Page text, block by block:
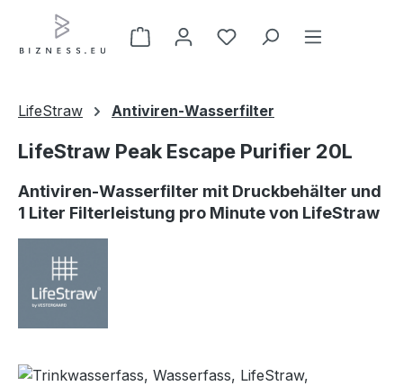
Zum Hauptinhalt springen
LifeStraw Antiviren-Wasserfilter
LifeStraw Peak Escape Purifier 20L
Antiviren-Wasserfilter mit Druckbehälter und
1 Liter Filterleistung pro Minute von LifeStraw
Bildergalerie überspringen